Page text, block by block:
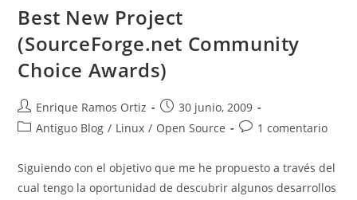
Community
Choice
Awards)
Best New Project
(SourceForge.net Community
Choice Awards)
Autor
de
Enrique Ramos Ortiz
Publicación
de
la
30 junio, 2009
Categoría
la
entrada:
Antiguo Blog / Linux / Open Source
Comentarios
entrada:
1 comentario
Siguiendo con el objetivo que me he propuesto a través del
cual tengo la oportunidad de descubrir algunos desarrollos